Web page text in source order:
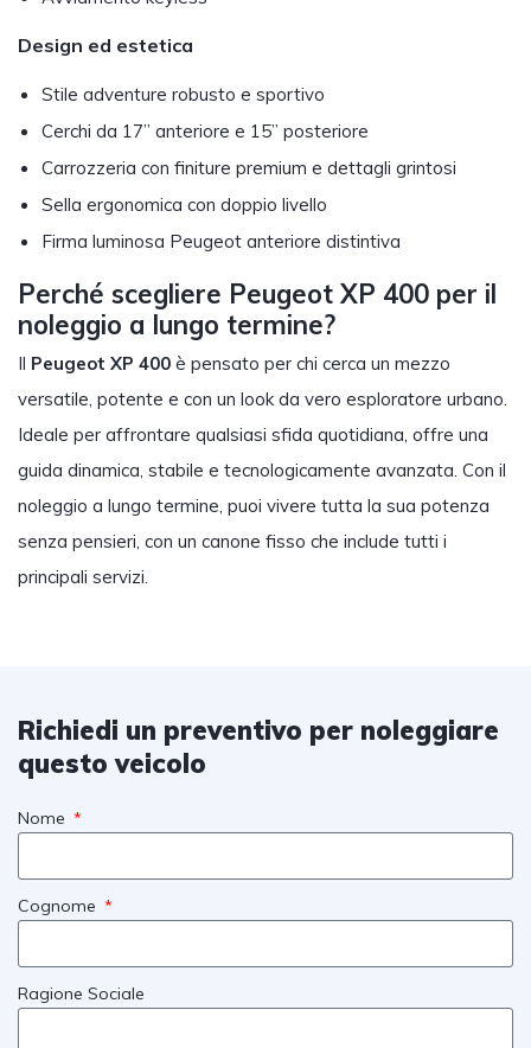
Design ed estetica
Stile adventure robusto e sportivo
Cerchi da 17” anteriore e 15” posteriore
Carrozzeria con finiture premium e dettagli grintosi
Sella ergonomica con doppio livello
Firma luminosa Peugeot anteriore distintiva
Perché scegliere Peugeot XP 400 per il
noleggio a lungo termine?
Il Peugeot XP 400 è pensato per chi cerca un mezzo
versatile, potente e con un look da vero esploratore urbano.
Ideale per affrontare qualsiasi sfida quotidiana, offre una
guida dinamica, stabile e tecnologicamente avanzata. Con il
noleggio a lungo termine, puoi vivere tutta la sua potenza
senza pensieri, con un canone fisso che include tutti i
principali servizi.
Richiedi un preventivo per noleggiare
questo veicolo
Nome
Cognome
Ragione Sociale